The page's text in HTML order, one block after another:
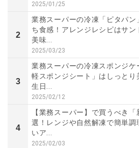
2025/01/25
2
業務スーパーの冷凍「ピタパン
ち食感！アレンジレシピはサン
美味...
2025/03/23
3
業務スーパーの冷凍スポンジケ
軽スポンジシート」はしっとり
生日...
2025/02/12
4
【業務スーパー】で買うべき
選！レンジや自然解凍で簡単
いア...
2025/02/03